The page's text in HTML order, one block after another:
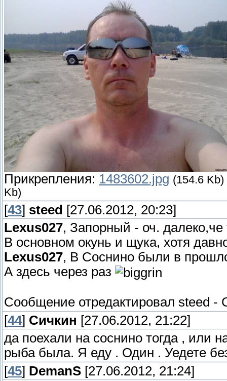
Прикрепления: 1483602.jpg (154.6 Kb)
Kb)
[43] steed [27.06.2012, 20:23]
Lexus027, Запорный - оч.
В основном окунь и щука, хотя
Lexus027, В Соснино были в
А здесь через раз
Сообщение отредактировал steed -
[44] Сичкин [27.06.2012, 21:22]
да поехали на соснино тогда , или
рыба была. Я еду . Один . Уедете
[45] DemanS [27.06.2012, 21:24]